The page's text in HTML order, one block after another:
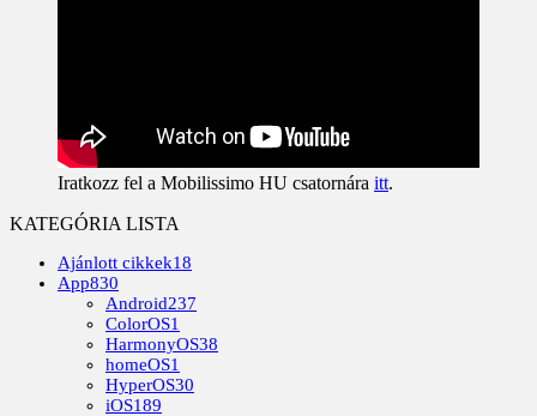
Iratkozz fel a Mobilissimo HU csatornára itt.
KATEGÓRIA LISTA
Ajánlott cikkek18
App830
Android237
ColorOS1
HarmonyOS38
homeOS1
HyperOS30
iOS189